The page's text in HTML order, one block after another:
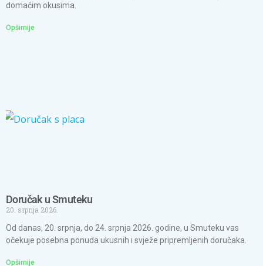
domaćim okusima.
Opširnije
Doručak u Smuteku
20. srpnja 2026.
Od danas, 20. srpnja, do 24. srpnja 2026. godine, u Smuteku vas
očekuje posebna ponuda ukusnih i svježe pripremljenih doručaka.
Opširnije